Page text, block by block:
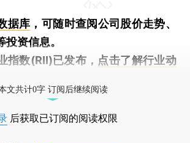
据库 ，可随时查阅公司股价走势、
资信息。
指数(RII)已发布， 点击了解行业动
文共计0字 订阅后继续阅读
后获取已订阅的阅读权限